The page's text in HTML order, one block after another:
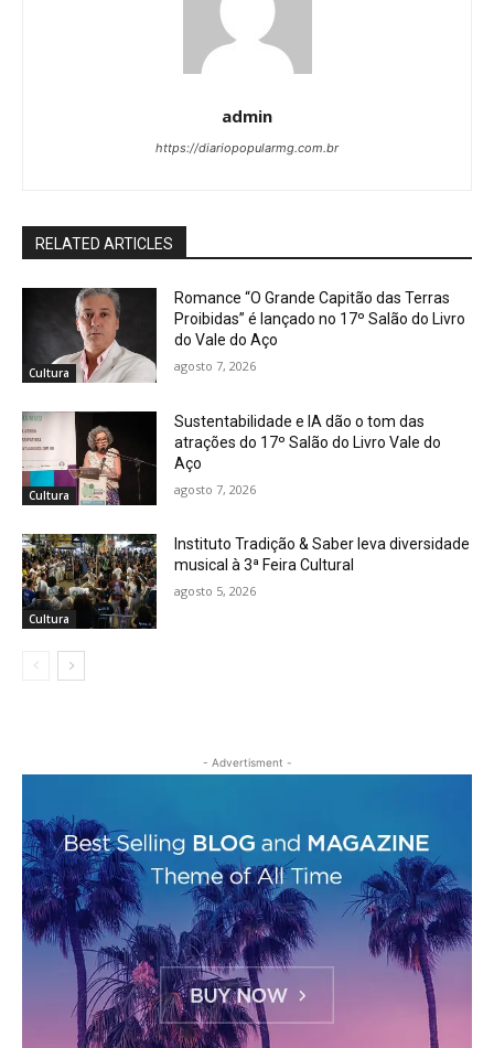
admin
https://diariopopularmg.com.br
RELATED ARTICLES
Cultura
Romance “O Grande Capitão das Terras
Proibidas” é lançado no 17º Salão do Livro
do Vale do Aço
agosto 7, 2026
Cultura
Sustentabilidade e IA dão o tom das
atrações do 17º Salão do Livro Vale do
Aço
agosto 7, 2026
Cultura
Instituto Tradição & Saber leva diversidade
musical à 3ª Feira Cultural
agosto 5, 2026
- Advertisment -